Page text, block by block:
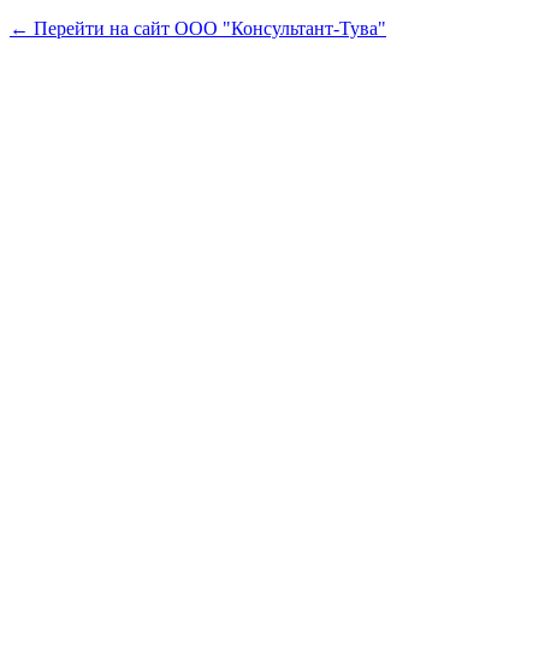
← Перейти на сайт ООО "Консультант-Тува"